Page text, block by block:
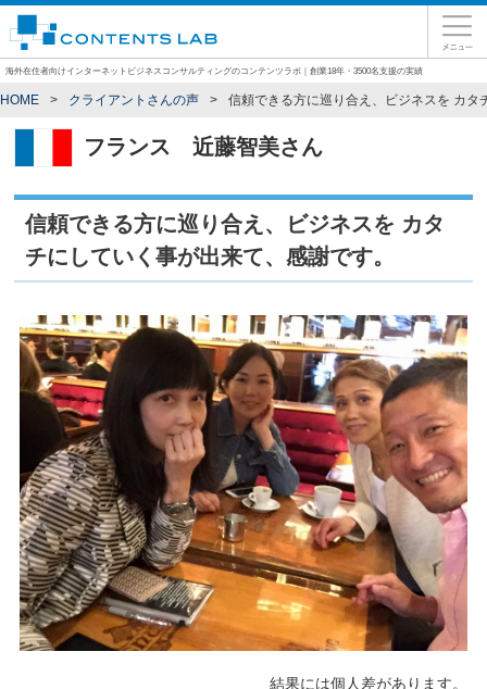
海外在住者向けインターネットビジネスコンサルティングのコンテンツラボ｜創業18年・3500名支援の実績
HOME クライアントさんの声 信頼できる方に巡り合え、ビジネスを カ
フランス 近藤智美さん
信頼できる方に巡り合え、ビジネスを カタ
チにしていく事が出来て、感謝です。
結果には個人差があります。